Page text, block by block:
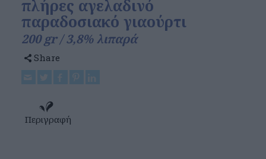
πλήρες αγελαδινό
παραδοσιακό γιαούρτι
200 gr / 3,8% λιπαρά
Share
Περιγραφή